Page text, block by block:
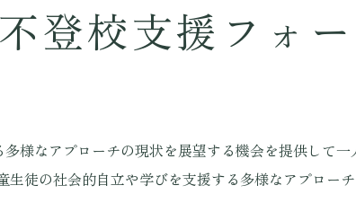
登校支援フォ
様なアプローチの現状を展望する機会を提供して
徒の社会的自立や学びを支援する多様なアプローチ